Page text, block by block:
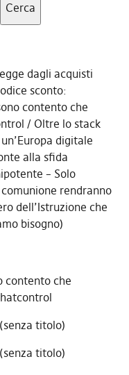
Cerca
dagli acquisti
sconto:
contento che
Oltre lo stack
digitale
alla sfida
– Solo
rendranno
dell’Istruzione che
bisogno)
contento che
(senza titolo)
(senza titolo)